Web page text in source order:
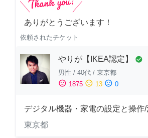
ありがとうございます！
依頼されたチケット
やりが【IKEA認定】 check_circle
男性 / 40代 / 東京都
sentiment_satisfied 1875 sentiment_neutral 13 sentiment_dissatisfied 0
デジタル機器・家電の設定と操作
東京都